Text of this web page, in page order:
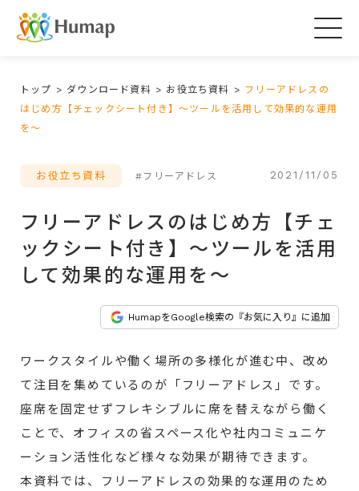
トップ > ダウンロード資料 > お役立ち資料 > フリーアドレスの
はじめ方【チェックシート付き】～ツールを活用して効果的な運用
を～
お役立ち資料 #フリーアドレス 2021/11/05
フリーアドレスのはじめ方【チェ
ックシート付き】～ツールを活用
して効果的な運用を～
HumapをGoogle検索の『お気に入り』に追加
ワークスタイルや働く場所の多様化が進む中、改め
て注目を集めているのが「フリーアドレス」です。
座席を固定せずフレキシブルに席を替えながら働く
ことで、オフィスの省スペース化や社内コミュニケ
ーション活性化など様々な効果が期待できます。
本資料では、フリーアドレスの効果的な運用のため